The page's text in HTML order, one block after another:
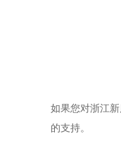
如果您对浙江
的支持。